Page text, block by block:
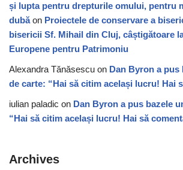
și lupta pentru drepturile omului, pentru
dubăon Proiectele de conservare a
bisericii Sf. Mihail din Cluj, câștigătoare
Europene pentru Patrimoniu
Alexandra Tănăsescu on Dan Byron a pus
de carte: “Hai să citim același lucru! Hai
iulian paladic on Dan Byron a pus bazele
“Hai să citim același lucru! Hai să
Archives